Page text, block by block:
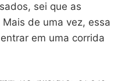
sei que as
de uma vez, essa
em uma corrida